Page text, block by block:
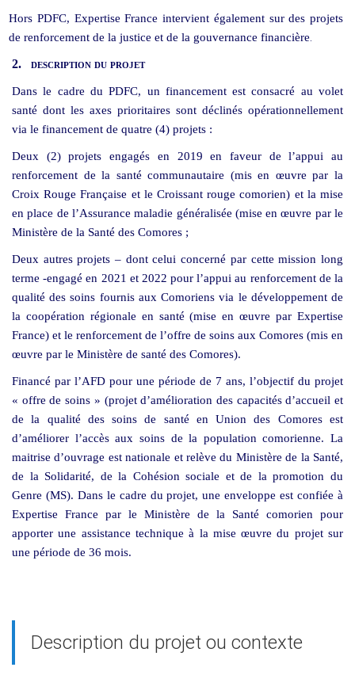
Hors PDFC, Expertise France intervient également sur des projets
de renforcement de la justice et de la gouvernance financière
2.
description du projet
Dans le cadre du PDFC, un financement est consacré au volet
santé dont les axes prioritaires sont déclinés opérationnellement
via le financement de quatre (4) projets :
Deux (2) projets engagés en 2019 en faveur de l’appui au
renforcement de la santé communautaire (mis en œuvre par la
Croix Rouge Française et le Croissant rouge comorien) et la mise
en place de l’Assurance maladie généralisée (mise en œuvre par le
Ministère de la Santé des Comores ;
Deux autres projets – dont celui concerné par cette mission long
terme -engagé en 2021 et 2022 pour l’appui au renforcement de la
qualité des soins fournis aux Comoriens via le développement de
la coopération régionale en santé (mise en œuvre par Expertise
France) et le renforcement de l’offre de soins aux Comores (mis en
œuvre par le Ministère de santé des Comores).
Financé par l’AFD pour une période de 7 ans, l’objectif du projet
« offre de soins » (projet d’amélioration des capacités d’accueil et
de la qualité des soins de santé en Union des Comores est
d’améliorer l’accès aux soins de la population comorienne. La
maitrise d’ouvrage est nationale et relève du Ministère de la Santé,
de la Solidarité, de la Cohésion sociale et de la promotion du
Genre (MS). Dans le cadre du projet, une enveloppe est confiée à
Expertise France par le Ministère de la Santé comorien pour
apporter une assistance technique à la mise œuvre du projet sur
une période de 36 mois.
Description du projet ou contexte